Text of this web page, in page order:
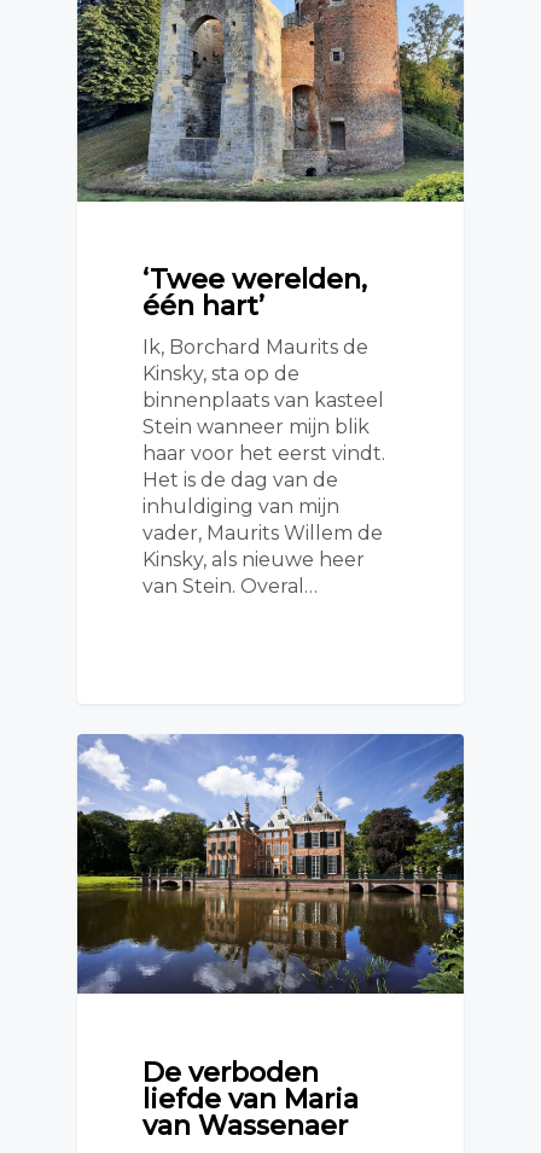
‘Twee werelden,
één hart’
Ik, Borchard Maurits de
Kinsky, sta op de
binnenplaats van kasteel
Stein wanneer mijn blik
haar voor het eerst vindt.
Het is de dag van de
inhuldiging van mijn
vader, Maurits Willem de
Kinsky, als nieuwe heer
van Stein. Overal…
De verboden
liefde van Maria
van Wassenaer